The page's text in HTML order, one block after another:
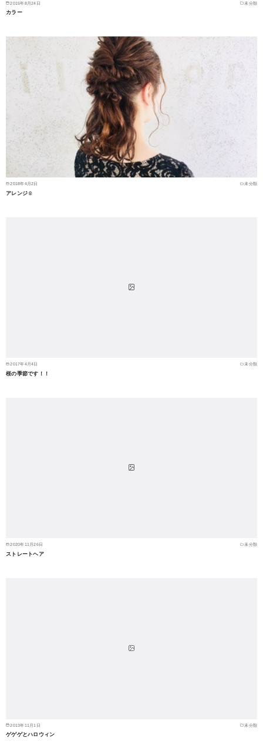
2015年8月24日 未分類
カラー
2018年4月2日 未分類
アレンジ☺︎
2017年4月4日 未分類
桜の季節です！！
2020年11月26日 未分類
ストレートヘア
2013年11月1日 未分類
ゲゲゲとハロウィン